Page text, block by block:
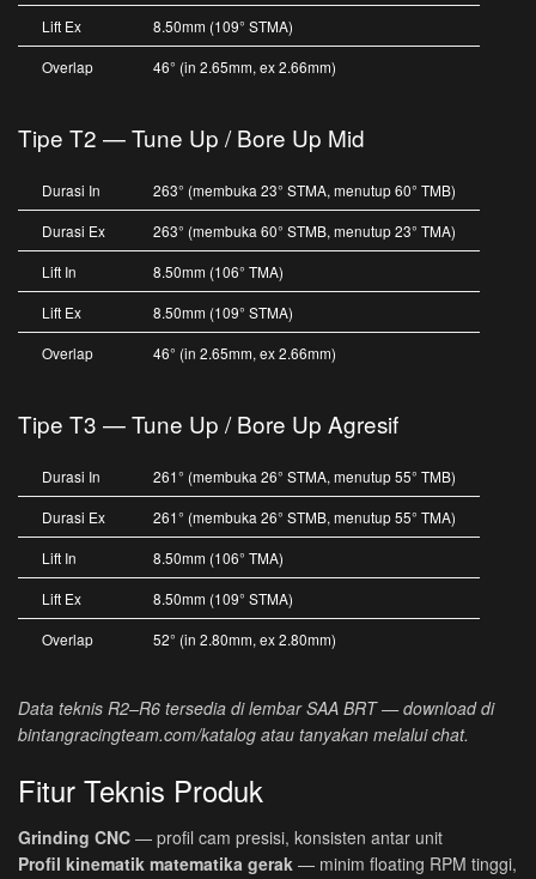
Lift Ex
8.50mm (109° STMA)
Overlap
46° (in 2.65mm, ex 2.66mm)
Tipe T2 — Tune Up / Bore Up Mid
Durasi In
263° (membuka 23° STMA, menutup 60° TMB)
Durasi Ex
263° (membuka 60° STMB, menutup 23° TMA)
Lift In
8.50mm (106° TMA)
Lift Ex
8.50mm (109° STMA)
Overlap
46° (in 2.65mm, ex 2.66mm)
Tipe T3 — Tune Up / Bore Up Agresif
Durasi In
261° (membuka 26° STMA, menutup 55° TMB)
Durasi Ex
261° (membuka 26° STMB, menutup 55° TMA)
Lift In
8.50mm (106° TMA)
Lift Ex
8.50mm (109° STMA)
Overlap
52° (in 2.80mm, ex 2.80mm)
Data teknis R2–R6 tersedia di lembar SAA BRT — download di
bintangracingteam.com/katalog atau tanyakan melalui chat.
Fitur Teknis Produk
Grinding CNC — profil cam presisi, konsisten antar unit
Profil kinematik matematika gerak — minim floating RPM tinggi,